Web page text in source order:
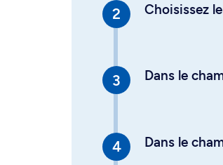
Choisissez
Dans le
Dans le